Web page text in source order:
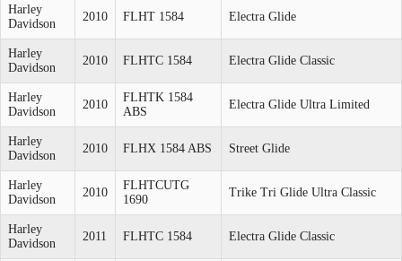
Harley
Davidson
2010 FLHT 1584 Electra Glide
Harley
Davidson
2010 FLHTC 1584 Electra Glide Classic
Harley
Davidson
2010
FLHTK 1584
ABS
Electra Glide Ultra Limited
Harley
Davidson
2010 FLHX 1584 ABS Street Glide
Harley
Davidson
2010
FLHTCUTG
1690
Trike Tri Glide Ultra Classic
Harley
Davidson
2011 FLHTC 1584 Electra Glide Classic